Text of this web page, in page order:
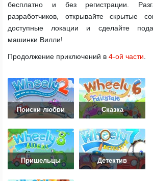
бесплатно и без регистрации.
разработчиков, открывайте скрытые
доступные локации и сделайте
машинки Вилли!
Продолжение приключений в 4-ой части
Поиски любви Сказка
Пришельцы Детектив